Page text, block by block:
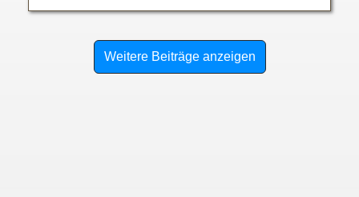
Weitere Beiträge anzeigen